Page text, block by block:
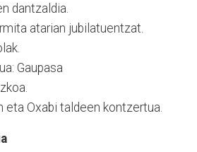
dantzaldia.
atarian jubilatuentzat.
Gaupasa
eta Oxabi taldeen kontzertua.